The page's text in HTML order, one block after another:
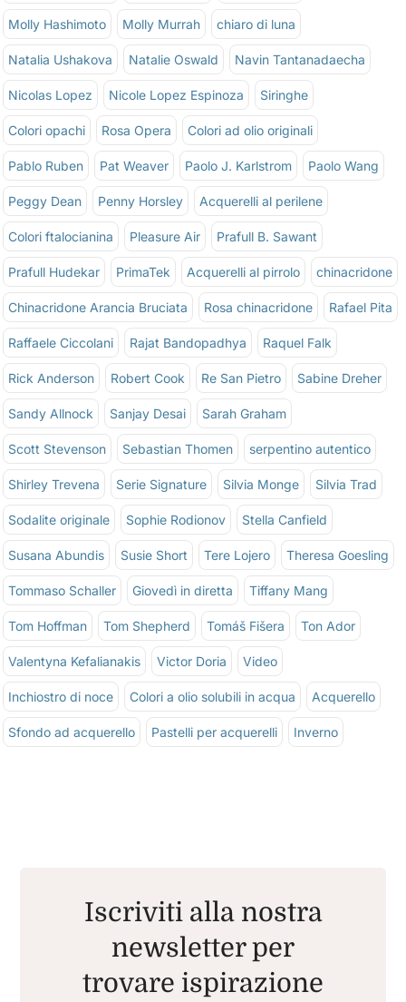
Molly Hashimoto Molly Murrah chiaro di luna
Natalia Ushakova Natalie Oswald Navin Tantanadaecha
Nicolas Lopez Nicole Lopez Espinoza Siringhe
Colori opachi Rosa Opera Colori ad olio originali
Pablo Ruben Pat Weaver Paolo J. Karlstrom Paolo Wang
Peggy Dean Penny Horsley Acquerelli al perilene
Colori ftalocianina Pleasure Air Prafull B. Sawant
Prafull Hudekar PrimaTek Acquerelli al pirrolo chinacridone
Chinacridone Arancia Bruciata Rosa chinacridone Rafael Pita
Raffaele Ciccolani Rajat Bandopadhya Raquel Falk
Rick Anderson Robert Cook Re San Pietro Sabine Dreher
Sandy Allnock Sanjay Desai Sarah Graham
Scott Stevenson Sebastian Thomen serpentino autentico
Shirley Trevena Serie Signature Silvia Monge Silvia Trad
Sodalite originale Sophie Rodionov Stella Canfield
Susana Abundis Susie Short Tere Lojero Theresa Goesling
Tommaso Schaller Giovedì in diretta Tiffany Mang
Tom Hoffman Tom Shepherd Tomáš Fišera Ton Ador
Valentyna Kefalianakis Victor Doria Video
Inchiostro di noce Colori a olio solubili in acqua Acquerello
Sfondo ad acquerello Pastelli per acquerelli Inverno
Iscriviti alla nostra
newsletter per
trovare ispirazione